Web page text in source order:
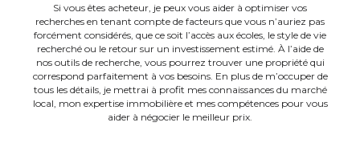
Si vous êtes acheteur, je peux vous aider à optimiser vos
recherches en tenant compte de facteurs que vous n’auriez pas
forcément considérés, que ce soit l’accès aux écoles, le style de vie
recherché ou le retour sur un investissement estimé. À l’aide de
nos outils de recherche, vous pourrez trouver une propriété qui
correspond parfaitement à vos besoins. En plus de m’occuper de
tous les détails, je mettrai à profit mes connaissances du marché
local, mon expertise immobilière et mes compétences pour vous
aider à négocier le meilleur prix.